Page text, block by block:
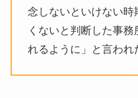
念しないといけない時
くないと判断した事務
れるように」と言われ